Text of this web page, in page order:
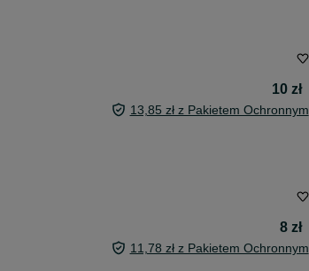
10 zł
13,85 zł z Pakietem Ochronnym
8 zł
11,78 zł z Pakietem Ochronnym